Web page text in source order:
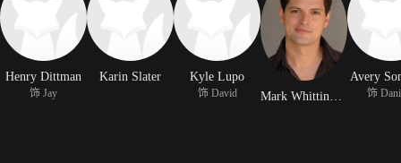
Henry Dittman
饰 Jay
Karin Slater Kyle Lupo
饰 David
Avery
饰